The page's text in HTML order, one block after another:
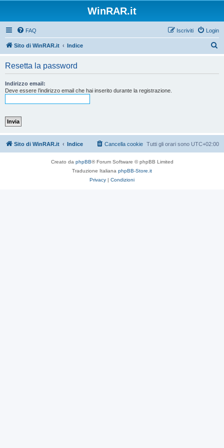
WinRAR.it
FAQ Login
Iscriviti
Sito di WinRAR.it Indice
Resetta la password
Indirizzo email:
Deve essere l’indirizzo email che hai inserito durante la registrazione.
Sito di WinRAR.it Indice Tutti gli orari sono UTC+02:00
Cancella cookie
Creato da phpBB® Forum Software © phpBB Limited
Traduzione Italiana phpBB-Store.it
Privacy | Condizioni